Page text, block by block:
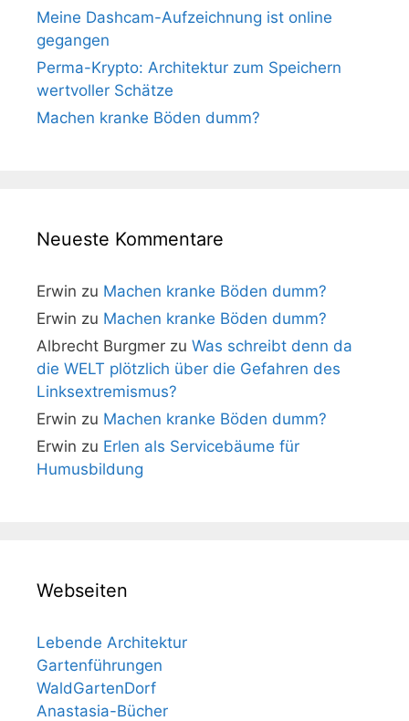
Meine Dashcam-Aufzeichnung ist online
gegangen
Perma-Krypto: Architektur zum Speichern
wertvoller Schätze
Machen kranke Böden dumm?
Neueste Kommentare
Erwin zu Machen kranke Böden dumm?
Erwin zu Machen kranke Böden dumm?
Albrecht Burgmer zu Was schreibt denn da
die WELT plötzlich über die Gefahren des
Linksextremismus?
Erwin zu Machen kranke Böden dumm?
Erwin zu Erlen als Servicebäume für
Humusbildung
Webseiten
Lebende Architektur
Gartenführungen
WaldGartenDorf
Anastasia-Bücher